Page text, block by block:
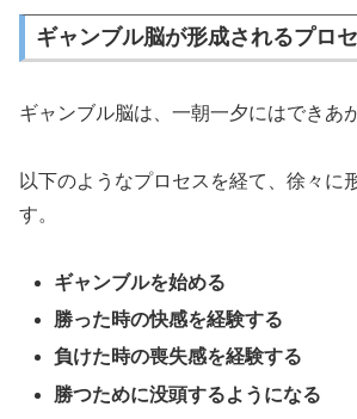
ギャンブル脳が形成されるプロ
ギャンブル脳は、一朝一夕にはできあ
以下のようなプロセスを経て、徐々に
す。
ギャンブルを始める
勝った時の快感を経験する
負けた時の喪失感を経験する
勝つために没頭するようになる